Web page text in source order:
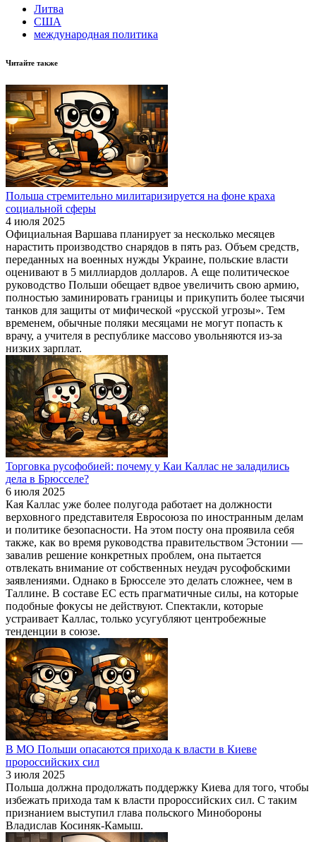
Литва
США
международная политика
Читайте также
Польша стремительно милитаризируется на фоне краха
социальной сферы
4 июля 2025
Официальная Варшава планирует за несколько месяцев
нарастить производство снарядов в пять раз. Объем средств,
переданных на военных нужды Украине, польские власти
оценивают в 5 миллиардов долларов. А еще политическое
руководство Польши обещает вдвое увеличить свою армию,
полностью заминировать границы и прикупить более тысячи
танков для защиты от мифической «русской угрозы». Тем
временем, обычные поляки месяцами не могут попасть к
врачу, а учителя в республике массово увольняются из-за
низких зарплат.
Торговка русофобией: почему у Каи Каллас не заладились
дела в Брюсселе?
6 июля 2025
Кая Каллас уже более полугода работает на должности
верховного представителя Евросоюза по иностранным делам
и политике безопасности. На этом посту она проявила себя
также, как во время руководства правительством Эстонии —
завалив решение конкретных проблем, она пытается
отвлекать внимание от собственных неудач русофобскими
заявлениями. Однако в Брюсселе это делать сложнее, чем в
Таллине. В составе ЕС есть прагматичные силы, на которые
подобные фокусы не действуют. Спектакли, которые
устраивает Каллас, только усугубляют центробежные
тенденции в союзе.
В МО Польши опасаются прихода к власти в Киеве
пророссийских сил
3 июля 2025
Польша должна продолжать поддержку Киева для того, чтобы
избежать прихода там к власти пророссийских сил. С таким
признанием выступил глава польского Минобороны
Владислав Косиняк-Камыш.